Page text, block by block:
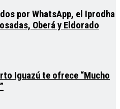
por WhatsApp, el Iprodha
Oberá y Eldorado
Iguazú te ofrece “Mucho